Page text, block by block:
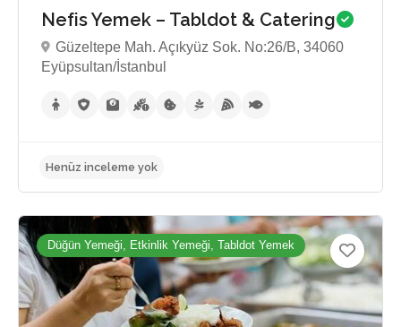
Henüz inceleme yok
Nefis Yemek – Tabldot & Catering
Güzeltepe Mah. Açıkyüz Sok. No:26/B, 34060
Eyüpsultan/İstanbul
Düğün Yemeği, Etkinlik Yemeği, Tabldot Yemek